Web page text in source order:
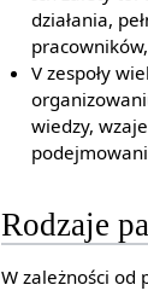
działania,
V zespoły
wiedzy,
Rodzaje
W zależności od